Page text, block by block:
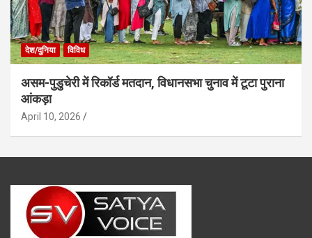
देश/दुनिया विविध
असम-पुडुचेरी में रिकॉर्ड मतदान, विधानसभा चुनाव में टूटा पुराना
आंकड़ा
April 10, 2026